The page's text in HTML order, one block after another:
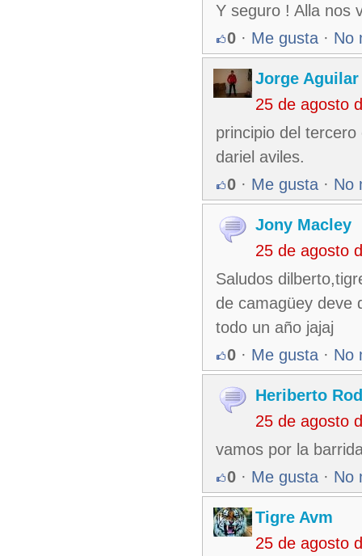
Y seguro ! Alla nos
0 · Me gusta · No
Jorge Aguilar
25 de agosto
principio del
dariel aviles.
0 · Me gusta · No
Jony Macley
25 de agosto
Saludos
de camagüey deve
todo un año jajaj
0 · Me gusta · No
Heriberto
25 de agosto
vamos por la
0 · Me gusta · No
Tigre Avm
25 de agosto